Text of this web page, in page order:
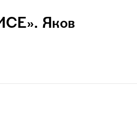
Яков